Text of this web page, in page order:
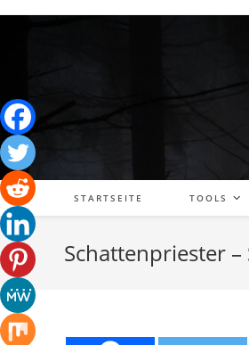
STARTSEITE TOOLS
Schattenpriester